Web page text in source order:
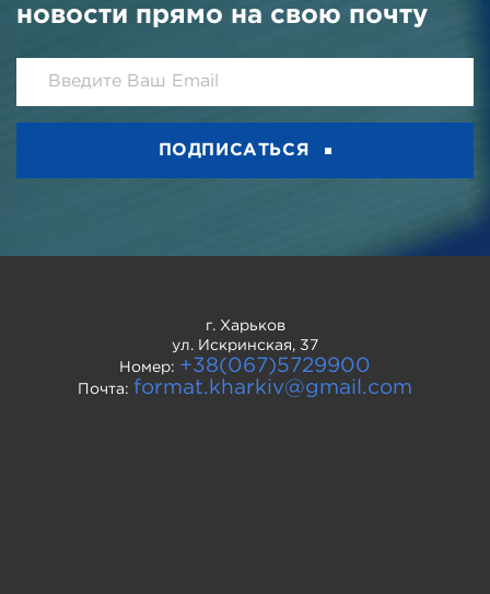
новости прямо на свою почту
ПОДПИСАТЬСЯ
г. Харьков
ул. Искринская, 37
Номер: +38(067)5729900
Почта: format.kharkiv@gmail.com